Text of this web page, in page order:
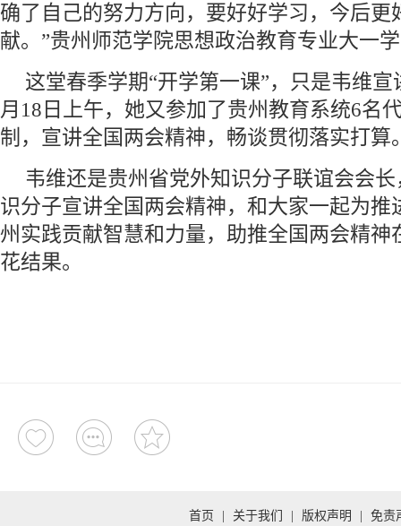
确了自己的努力方向，要好好学习，今后更
献。”贵州师范学院思想政治教育专业大一
这堂春季学期“开学第一课”，只是韦维
月18日上午，她又参加了贵州教育系统6名
制，宣讲全国两会精神，畅谈贯彻落实打算
韦维还是贵州省党外知识分子联谊会会
识分子宣讲全国两会精神，和大家一起为推
州实践贡献智慧和力量，助推全国两会精神
花结果。
首页 关于我们 版权声明 免责